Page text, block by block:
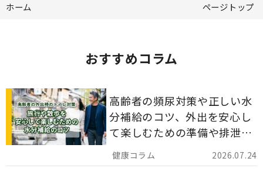
ホーム ページトップ
おすすめコラム
2026.07.24
高齢者の頻尿対策や正しい水
分補給のコツ、外出を安心し
て楽しむための準備や排泄ケ
ア用品の選び方を解説しま
す。